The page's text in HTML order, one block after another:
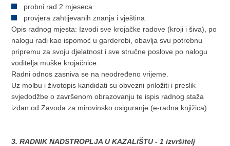
probni rad 2 mjeseca
provjera zahtijevanih znanja i vještina
Opis radnog mjesta: Izvodi sve krojačke radove (kroji i šiva), po
nalogu radi kao ispomoć u garderobi, obavlja svu potrebnu
pripremu za svoju djelatnost i sve stručne poslove po nalogu
voditelja muške krojačnice.
Radni odnos zasniva se na neodređeno vrijeme.
Uz molbu i životopis kandidati su obvezni priložiti i preslik
svjedodžbe o završenom obrazovanju te ispis radnog staža
izdan od Zavoda za mirovinsko osiguranje (e-radna knjižica).
3. RADNIK NADSTROPLJA U KAZALIŠTU - 1 izvršitelj